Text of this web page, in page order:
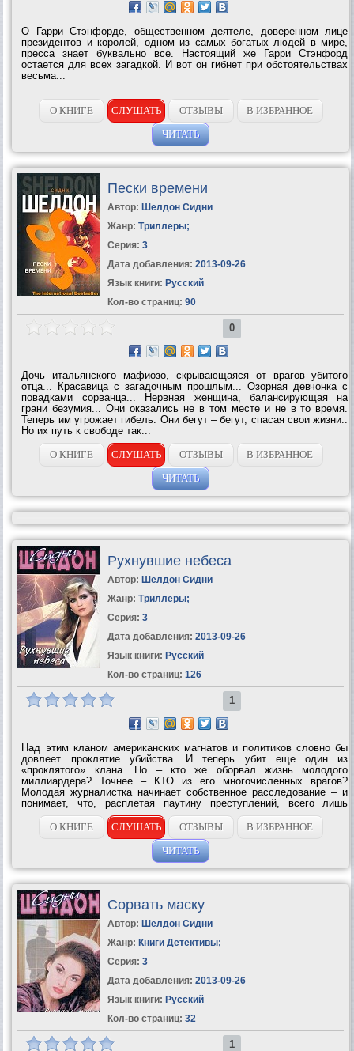
О Гарри Стэнфорде, общественном деятеле, доверенном лице
президентов и королей, одном из самых богатых людей в мире,
пресса знает буквально все. Настоящий же Гарри Стэнфорд
остается для всех загадкой. И вот он гибнет при обстоятельствах
весьма...
О КНИГЕ СЛУШАТЬ ОТЗЫВЫ
В ИЗБРАННОЕ
ЧИТАТЬ
Пески времени
Автор: Шелдон Сидни
Жанр: Триллеры;
Серия: 3
Дата добавления: 2013-09-26
Язык книги: Русский
Кол-во страниц: 90
0
Дочь итальянского мафиозо, скрывающаяся от врагов убитого
отца... Красавица с загадочным прошлым... Озорная девчонка с
повадками сорванца... Нервная женщина, балансирующая на
грани безумия... Они оказались не в том месте и не в то время.
Теперь им угрожает гибель. Они бегут – бегут, спасая свои жизни..
Но их путь к свободе так...
О КНИГЕ
СЛУШАТЬ ОТЗЫВЫ
В ИЗБРАННОЕ
ЧИТАТЬ
Рухнувшие небеса
Автор: Шелдон Сидни
Жанр: Триллеры;
Серия: 3
Дата добавления: 2013-09-26
Язык книги: Русский
Кол-во страниц: 126
1
Над этим кланом американских магнатов и политиков словно бы
довлеет проклятие убийства. И теперь убит еще один из
«проклятого» клана. Но – кто же оборвал жизнь молодого
миллиардера? Точнее – КТО из его многочисленных врагов?
Молодая журналистка начинает собственное расследование – и
понимает, что, расплетая паутину преступлений, всего лишь
запутывается в сети преступлений новых – и еще более...
О КНИГЕ
СЛУШАТЬ ОТЗЫВЫ
В ИЗБРАННОЕ
ЧИТАТЬ
Сорвать маску
Автор: Шелдон Сидни
Жанр: Книги Детективы;
Серия: 3
Дата добавления: 2013-09-26
Язык книги: Русский
Кол-во страниц: 32
1